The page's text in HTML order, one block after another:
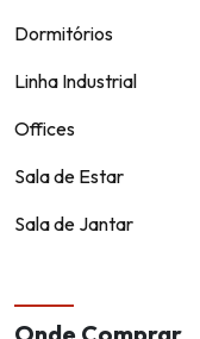
Dormitórios
Linha Industrial
Offices
Sala de Estar
Sala de Jantar